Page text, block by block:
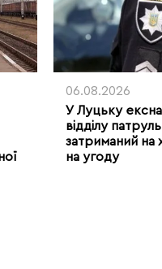
06.08.2026
У Луцьку
відділу
затриманий на
на угоду